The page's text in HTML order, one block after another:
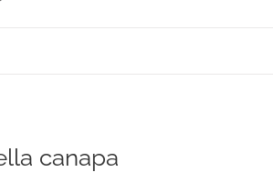
canapa